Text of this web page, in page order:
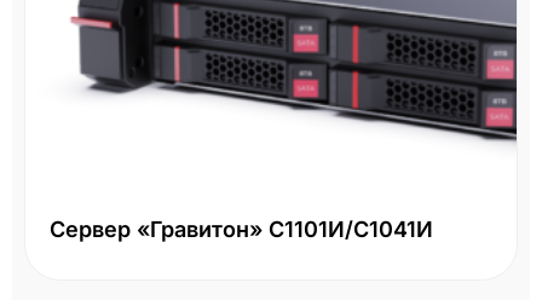
Сервер «Гравитон» С1101И/С1041И